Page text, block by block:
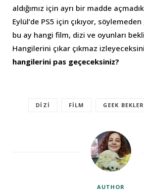
aldığımız için ayrı bir madde
Eylül’de PS5 için çıkıyor,
bu ay hangi film, dizi ve oyunları
Hangilerini çıkar çıkmaz
hangilerini pas geçeceksiniz?
DIZI FILM GEEK BEKLER
AUTHOR